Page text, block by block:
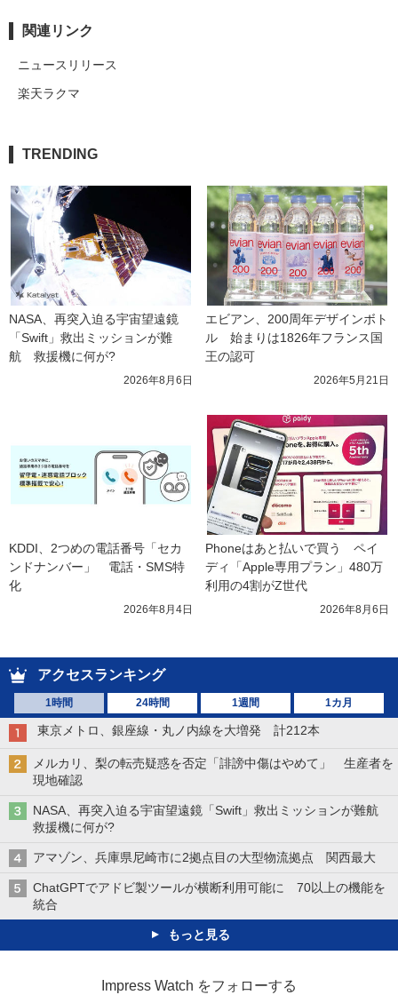
関連リンク
ニュースリリース
楽天ラクマ
TRENDING
NASA、再突入迫る宇宙望遠鏡
「Swift」救出ミッションが難
航　救援機に何が?
2026年8月6日
エビアン、200周年デザインボト
ル　始まりは1826年フランス国
王の認可
2026年5月21日
KDDI、2つめの電話番号「セカ
ンドナンバー」　電話・SMS特
化
2026年8月4日
Phoneはあと払いで買う　ペイ
ディ「Apple専用プラン」480万
利用の4割がZ世代
2026年8月6日
アクセスランキング
1時間 24時間 1週間 1カ月
東京メトロ、銀座線・丸ノ内線を大増発 計212本
メルカリ、梨の転売疑惑を否定「誹謗中傷はやめて」 生産者を
現地確認
NASA、再突入迫る宇宙望遠鏡「Swift」救出ミッションが難航
救援機に何が?
アマゾン、兵庫県尼崎市に2拠点目の大型物流拠点 関西最大
ChatGPTでアドビ製ツールが横断利用可能に 70以上の機能を
統合
もっと見る
Impress Watch をフォローする